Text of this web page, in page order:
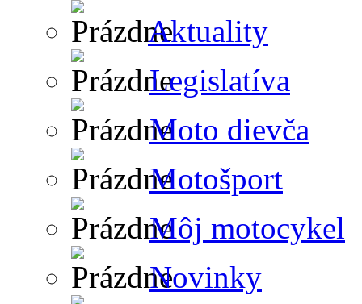
Aktuality
Legislatíva
Moto dievča
Motošport
Môj motocykel
Novinky